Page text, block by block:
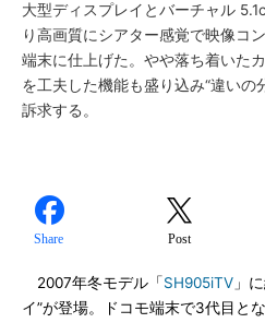
大型ディスプレイとバーチャル
り高画質にシアター感覚で映像コ
端末に仕上げた。やや落ち着いた
を工夫した機能も盛り込み“違いの
訴求する。
Share Post
2007年冬モデル「SH905iTV 」
イ”が登場。ドコモ端末で3代目と